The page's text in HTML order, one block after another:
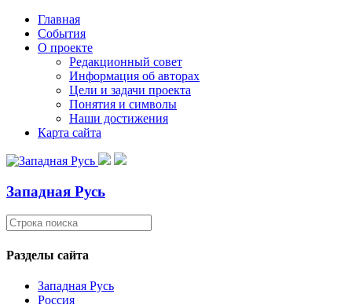
Главная
События
О проекте
Редакционный совет
Информация об авторах
Цели и задачи проекта
Понятия и символы
Наши достижения
Карта сайта
Западная Русь
Разделы сайта
Западная Русь
Россия